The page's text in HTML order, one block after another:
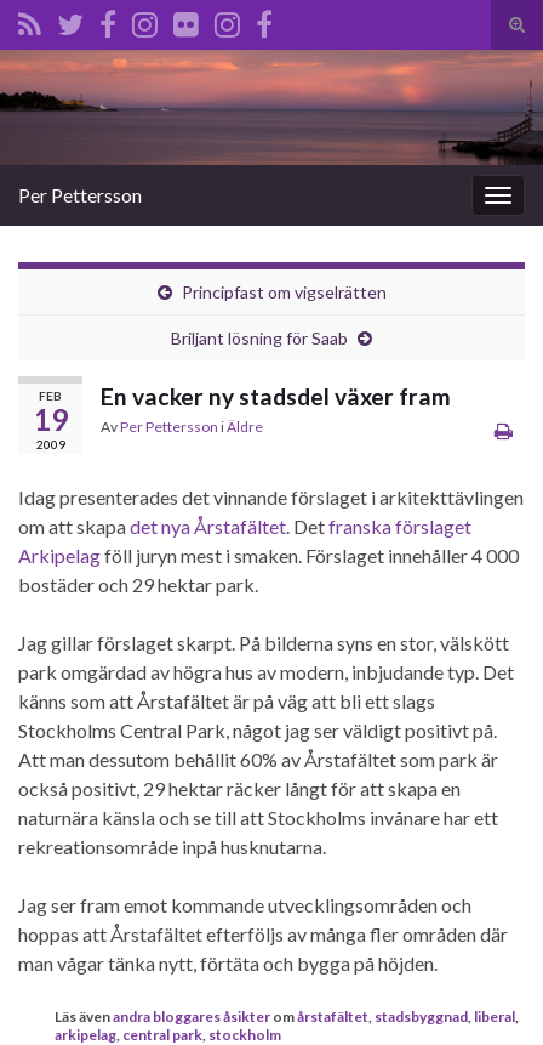
Slå
på/
Search for:
Slå
på/av
Per Pettersson
Principfast om vigselrätten
Briljant lösning för Saab
FEB
19
2009
En vacker ny stadsdel växer fram
AvPer Pettersson iÄldre
Idag presenterades det vinnande förslaget i arkitekttävlingen
om att skapadet nya Årstafältet. Detfranska förslaget
Arkipelagföll juryn mest i smaken. Förslaget innehåller 4 000
bostäder och 29 hektar park.
Jag gillar förslaget skarpt. På bilderna syns en stor, välskött
park omgärdad av högra hus av modern, inbjudande typ. Det
känns som att Årstafältet är på väg att bli ett slags
Stockholms Central Park, något jag ser väldigt positivt på.
Att man dessutom behållit 60% av Årstafältet som park är
också positivt, 29 hektar räcker långt för att skapa en
naturnära känsla och se till att Stockholms invånare har ett
rekreationsområde inpå husknutarna.
Jag ser fram emot kommande utvecklingsområden och
hoppas att Årstafältet efterföljs av många fler områden där
man vågar tänka nytt, förtäta och bygga på höjden.
Läs ävenandra bloggares åsikter omårstafältet stadsbyggnad liberal
arkipelag central park stockholm